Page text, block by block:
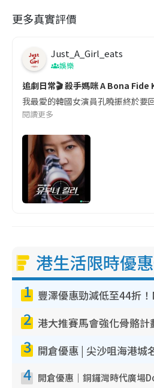
更多真實評價
Just_A_Girl_eats
娛樂
追劇日常🎬 殺手媽咪 A Bona Fide
我最愛的韓國女演員孔曉振終於要
閱讀更多
港生活限時優
1
2
3
4